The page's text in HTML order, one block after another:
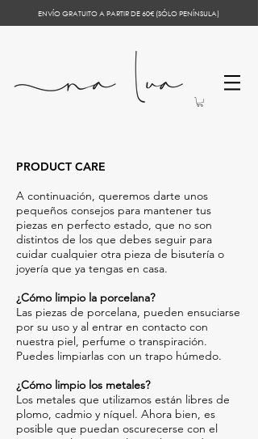
ENVÍO GRATUITO A PARTIR DE 60€ (SÓLO PENÍNSULA)
PRODUCT CARE
A continuación, queremos darte unos
pequeños consejos para mantener tus
piezas en perfecto estado, que no son
distintos de los que debes seguir para
cuidar cualquier otra pieza de bisutería o
joyería que ya tengas en casa.
¿Cómo limpio la porcelana?
Las piezas de porcelana, pueden ensuciarse
por su uso y al entrar en contacto con
nuestra piel, perfume o transpiración.
Puedes limpiarlas con un trapo húmedo.
¿Cómo limpio los metales?
Los metales que utilizamos están libres de
plomo, cadmio y níquel. Ahora bien, es
posible que puedan oscurecerse con el